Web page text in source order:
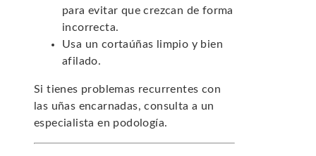
para evitar que crezcan de forma
incorrecta.
Usa un cortaúñas limpio y bien
afilado.
Si tienes problemas recurrentes con
las uñas encarnadas, consulta a un
especialista en podología.